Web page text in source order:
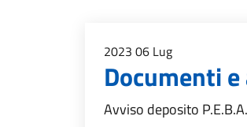
2023 06 Lug
Documenti
Avviso deposito P.E.B.A.